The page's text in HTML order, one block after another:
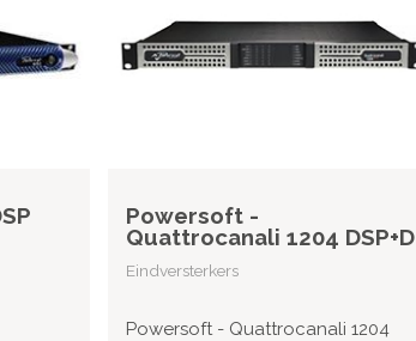
Powersoft -
Quattrocanali 1204 DSP+D
Eindversterkers
Powersoft - Quattrocanali 1204